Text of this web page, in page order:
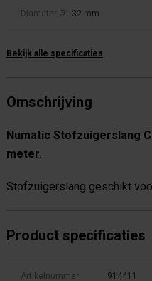
Diameter Ø: 32 mm
Bekijk alle specificaties
Omschrijving
Numatic Stofzuigerslang
meter.
Stofzuigerslang geschikt
Product specificaties
Artikelnummer 914411